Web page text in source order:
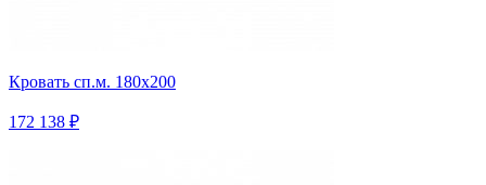
Кровать сп.м. 180х200
172 138 ₽